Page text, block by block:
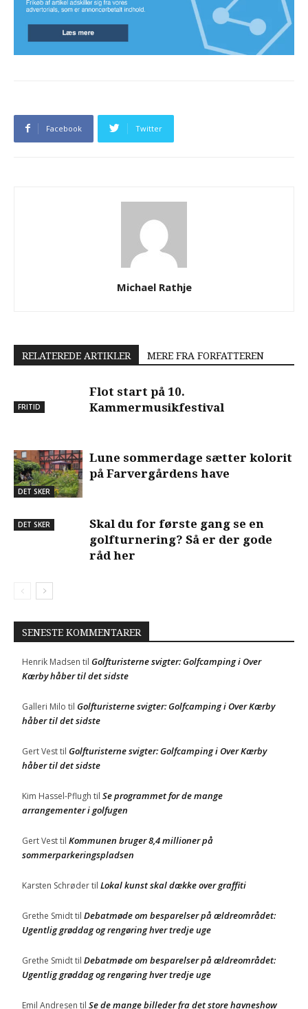
Facebook Twitter
Michael Rathje
RELATEREDE ARTIKLER MERE FRA FORFATTEREN
FRITID
Flot start på 10.
Kammermusikfestival
DET SKER
Lune sommerdage sætter kolorit
på Farvergårdens have
DET SKER
Skal du for første gang se en
golfturnering? Så er der gode
råd her
SENESTE KOMMENTARER
Henrik Madsen til Golfturisterne svigter: Golfcamping i Over
Kærby håber til det sidste
Galleri Milo til Golfturisterne svigter: Golfcamping i Over Kærby
håber til det sidste
Gert Vesttil Golfturisterne svigter: Golfcamping i Over Kærby
håber til det sidste
Kim Hassel-Pflugh til Se programmet for de mange
arrangementer i golfugen
Gert Vesttil Kommunen bruger 8,4 millioner på
sommerparkeringspladsen
Karsten Schrødertil Lokal kunst skal dække over graffiti
Grethe Smidttil Debatmøde om besparelser på ældreområdet:
Ugentlig grøddag og rengøring hver tredje uge
Grethe Smidttil Debatmøde om besparelser på ældreområdet:
Ugentlig grøddag og rengøring hver tredje uge
Emil Andresen til Se de mange billeder fra det store havneshow